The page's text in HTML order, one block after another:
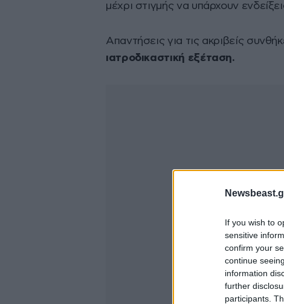
If you wish to
sensitive
confirm your
continue
information
further
participants.
μέχρι στιγμής να υπάρχουν
Απαντήσεις για τις ακριβείς
ιατροδικαστική εξέταση.